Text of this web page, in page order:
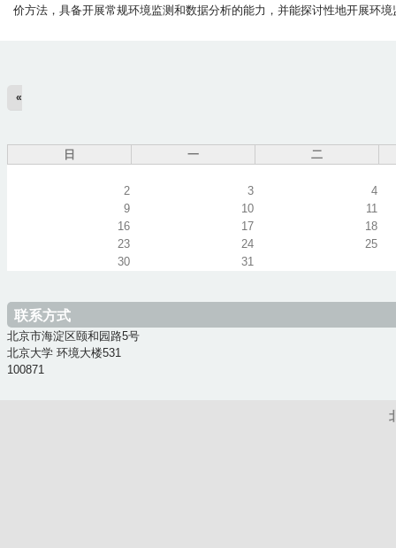
价方法，具备开展常规环境监测和数据分析的能力，并能探讨性地开展环
«
日 一 二
2 3
4
9
10
11
16
17
18
23
24
25
30
31
联系方式
北京市海淀区颐和园路5号
北京大学 环境大楼531
100871